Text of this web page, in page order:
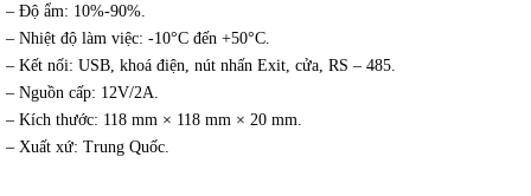
– Độ ẩm: 10%-90%.
– Nhiệt độ làm việc: -10°C đến +50°C.
– Kết nối: USB, khoá điện, nút nhấn Exit, cửa, RS – 485.
– Nguồn cấp: 12V/2A.
– Kích thước: 118 mm × 118 mm × 20 mm.
– Xuất xứ: Trung Quốc.